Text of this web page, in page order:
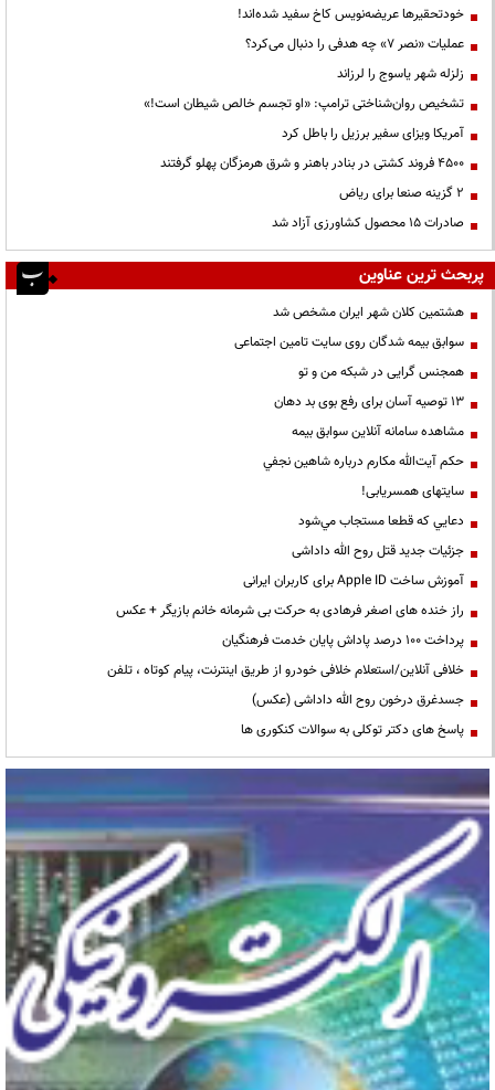
خودتحقیرها عریضه‌نویس کاخ سفید شده‌اند!
عملیات «نصر ۷» چه هدفی را دنبال می‌کرد؟
زلزله شهر یاسوج را لرزاند
تشخیص روان‌شناختی ترامپ: «او تجسم خالص شیطان است!»
آمریکا ویزای سفیر برزیل را باطل کرد
۴۵۰۰ فروند کشتی در بنادر باهنر و شرق هرمزگان پهلو گرفتند
۲ گزینه صنعا برای ریاض
صادرات ۱۵ محصول کشاورزی آزاد شد
پربحث ترین عناوین
هشتمین کلان شهر ایران مشخص شد
سوابق بیمه شدگان روی سایت تامین اجتماعی
همجنس گرایی در شبکه من و تو
13 توصیه آسان برای رفع بوی بد دهان
مشاهده سامانه آنلاين سوابق بیمه
حكم آيت‌الله مكارم درباره شاهين نجفي
سایتهای همسریابی!
دعايي كه قطعا مستجاب مي‌شود
جزئیات جدید قتل روح الله داداشی
آموزش ساخت Apple ID برای کاربران ایرانی
راز خنده های اصغر فرهادی به حرکت بی شرمانه خانم بازیگر + عکس
پرداخت ۱۰۰ درصد پاداش پایان خدمت فرهنگیان
خلافی آنلاین/استعلام خلافی خودرو از طریق اینترنت، پیام کوتاه ، تلفن
جسدغرق درخون روح الله داداشی (عکس)
پاسخ های دکتر توکلی به سوالات کنکوری ها